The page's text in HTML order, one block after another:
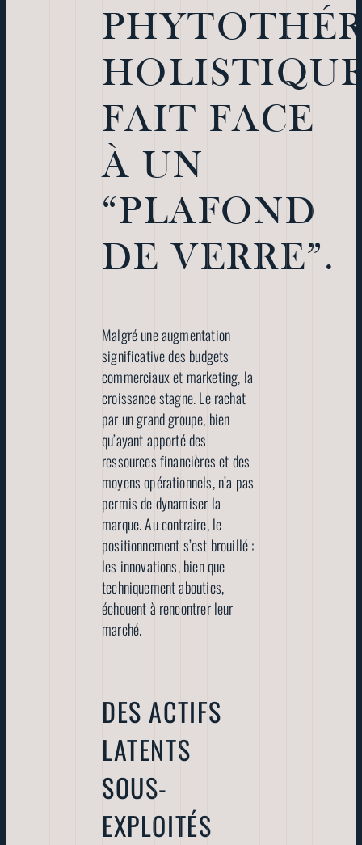
FAIT FACE
À UN
“PLAFOND
DE VERRE”.
Malgré une augmentation
significative des budgets
commerciaux et marketing, la
croissance stagne. Le rachat
par un grand groupe, bien
qu’ayant apporté des
ressources financières et des
moyens opérationnels, n’a pas
permis de dynamiser la
marque. Au contraire, le
positionnement s’est brouillé :
les innovations, bien que
techniquement abouties,
échouent à rencontrer leur
marché.
DES ACTIFS
LATENTS
SOUS-
EXPLOITÉS